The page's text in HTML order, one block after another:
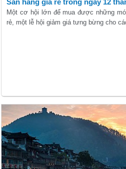
Săn hàng giá rẻ trong ngày 12
Một cơ hội lớn để mua được những
rẻ, một lễ hội giảm giá tưng bừng cho